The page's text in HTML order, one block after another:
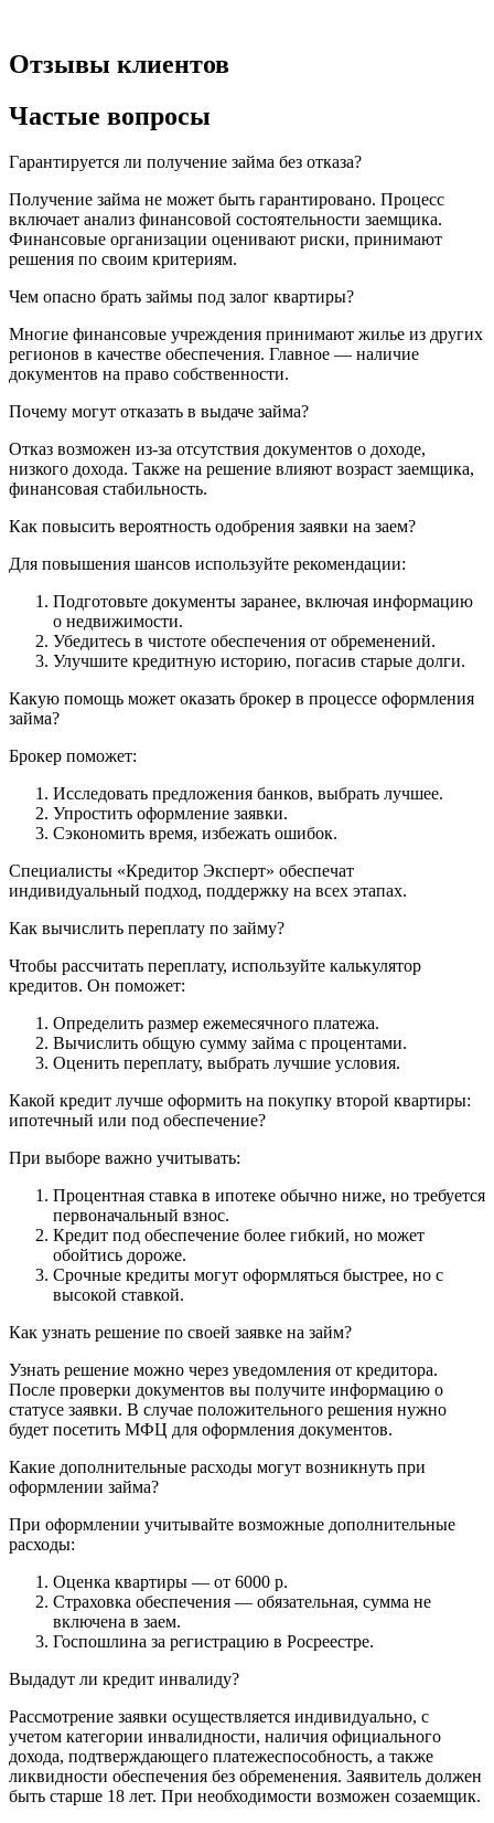
Отзывы клиентов
Частые вопросы
Гарантируется ли получение займа без отказа?
Получение займа не может быть гарантировано. Процесс
включает анализ финансовой состоятельности заемщика.
Финансовые организации оценивают риски, принимают
решения по своим критериям.
Чем опасно брать займы под залог квартиры?
Многие финансовые учреждения принимают жилье из других
регионов в качестве обеспечения. Главное — наличие
документов на право собственности.
Почему могут отказать в выдаче займа?
Отказ возможен из-за отсутствия документов о доходе,
низкого дохода. Также на решение влияют возраст заемщика,
финансовая стабильность.
Как повысить вероятность одобрения заявки на заем?
Для повышения шансов используйте рекомендации:
Подготовьте документы заранее, включая информацию
о недвижимости.
Убедитесь в чистоте обеспечения от обременений.
Улучшите кредитную историю, погасив старые долги.
Какую помощь может оказать брокер в процессе оформления
займа?
Брокер поможет:
Исследовать предложения банков, выбрать лучшее.
Упростить оформление заявки.
Сэкономить время, избежать ошибок.
Специалисты «Кредитор Эксперт» обеспечат
индивидуальный подход, поддержку на всех этапах.
Как вычислить переплату по займу?
Чтобы рассчитать переплату, используйте калькулятор
кредитов. Он поможет:
Определить размер ежемесячного платежа.
Вычислить общую сумму займа с процентами.
Оценить переплату, выбрать лучшие условия.
Какой кредит лучше оформить на покупку второй квартиры:
ипотечный или под обеспечение?
При выборе важно учитывать:
Процентная ставка в ипотеке обычно ниже, но требуется
первоначальный взнос.
Кредит под обеспечение более гибкий, но может
обойтись дороже.
Срочные кредиты могут оформляться быстрее, но с
высокой ставкой.
Как узнать решение по своей заявке на займ?
Узнать решение можно через уведомления от кредитора.
После проверки документов вы получите информацию о
статусе заявки. В случае положительного решения нужно
будет посетить МФЦ для оформления документов.
Какие дополнительные расходы могут возникнуть при
оформлении займа?
При оформлении учитывайте возможные дополнительные
расходы:
Оценка квартиры — от 6000 р.
Страховка обеспечения — обязательная, сумма не
включена в заем.
Госпошлина за регистрацию в Росреестре.
Выдадут ли кредит инвалиду?
Рассмотрение заявки осуществляется индивидуально, с
учетом категории инвалидности, наличия официального
дохода, подтверждающего платежеспособность, а также
ликвидности обеспечения без обременения. Заявитель должен
быть старше 18 лет. При необходимости возможен созаемщик.